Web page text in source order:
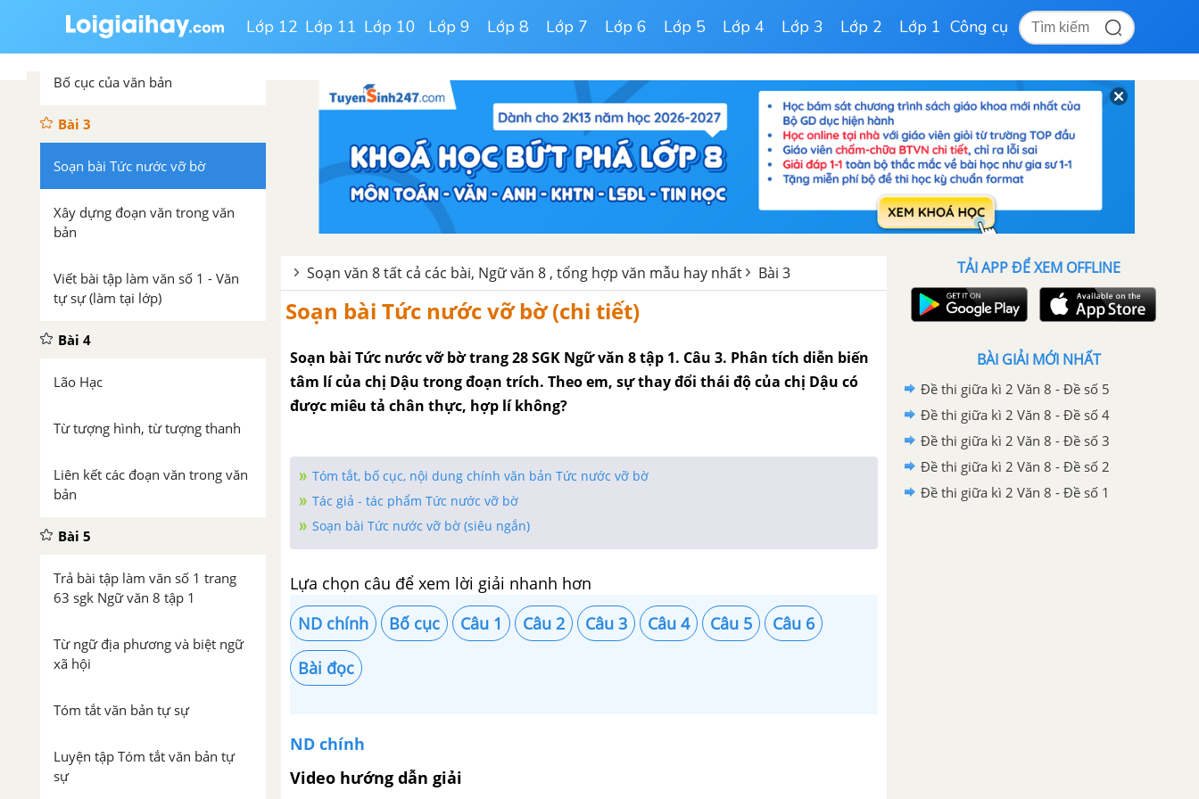
Lớp 12 Lớp 11 Lớp 10 Lớp 9 Lớp 8 Lớp 7 Lớp 6 Lớp 5 Lớp 4 Lớp 3 Lớp 2 Lớp 1 Công cụ
Thuyết minh về một thể loại văn
học
Bố cục của văn bản
Bài 3
Soạn bài Tức nước vỡ bờ
Xây dựng đoạn văn trong văn
bản
Viết bài tập làm văn số 1 - Văn
tự sự (làm tại lớp)
Bài 4
Lão Hạc
Từ tượng hình, từ tượng thanh
Liên kết các đoạn văn trong văn
bản
Bài 5
Trả bài tập làm văn số 1 trang
63 sgk Ngữ văn 8 tập 1
Từ ngữ địa phương và biệt ngữ
xã hội
Tóm tắt văn bản tự sự
Luyện tập Tóm tắt văn bản tự
sự
Soạn văn 8 tất cả các bài, Ngữ văn 8 , tổng hợp văn mẫu hay nhất Bài 3
Soạn bài Tức nước vỡ bờ (chi tiết)
Soạn bài Tức nước vỡ bờ trang 28 SGK Ngữ văn 8 tập 1. Câu 3. Phân tích diễn biến
tâm lí của chị Dậu trong đoạn trích. Theo em, sự thay đổi thái độ của chị Dậu có
được miêu tả chân thực, hợp lí không?
Tóm tắt, bố cục, nội dung chính văn bản Tức nước vỡ bờ
Tác giả - tác phẩm Tức nước vỡ bờ
Soạn bài Tức nước vỡ bờ (siêu ngắn)
Lựa chọn câu để xem lời giải nhanh hơn
ND chính
Bố cục Câu 1 Câu 2 Câu 3 Câu 4 Câu 5 Câu 6
Bài đọc
ND chính
Video hướng dẫn giải
TẢI APP ĐỂ XEM OFFLINE
BÀI GIẢI MỚI NHẤT
Đề thi giữa kì 2 Văn 8 - Đề số 5
Đề thi giữa kì 2 Văn 8 - Đề số 4
Đề thi giữa kì 2 Văn 8 - Đề số 3
Đề thi giữa kì 2 Văn 8 - Đề số 2
Đề thi giữa kì 2 Văn 8 - Đề số 1